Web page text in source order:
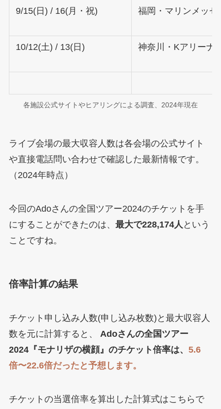
9/15(日) / 16(月・祝) 福岡・マリンメッセ
10/12(土) / 13(日) 神奈川・Kアリーナ
各施設公式サイトやヒアリングによる調査、2024年現在
ライブ会場の最大収容人数は各会場の公式サイト
や直接電話問い合わせで確認した最新情報です。
（2024年時点）
今回のAdoさんの全国ツアー2024のチケットを手
にすることができたのは、 最大で228,174人 という
ことですね。
倍率計算の結果
チケット申し込み人数(申し込み枚数)と最大収容人
数を元に計算すると、 Adoさんの全国ツアー
2024『モナリザの横顔』のチケット倍率は、 5.6
倍〜22.6倍だったと予想します。
チケットの当選倍率を算出した計算式はこちらで